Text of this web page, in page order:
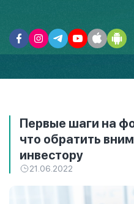
Первые шаги на
что обратить
инвестору
21.06.2022